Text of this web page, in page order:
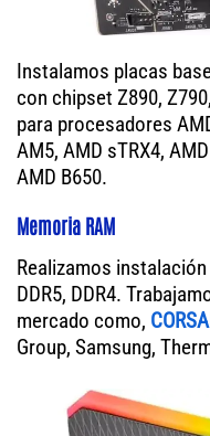
Instalamos placas
con chipset Z890,
para procesadores
AM5, AMD sTRX4,
AMD B650.
Memoria RAM
Realizamos instalación
DDR5, DDR4.
mercado como,
Group, Samsung,